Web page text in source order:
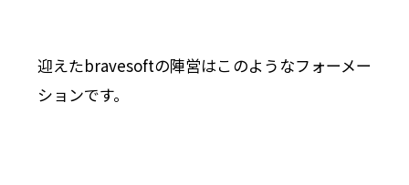
迎えたbravesoftの陣営はこのようなフォーメー
ションです。